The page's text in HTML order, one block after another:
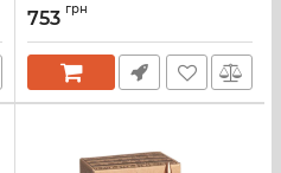
753 грн